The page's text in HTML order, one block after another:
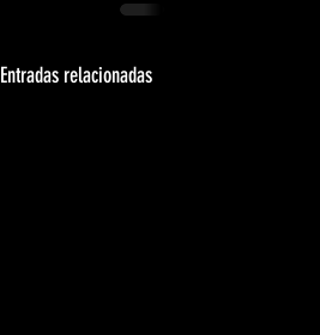
Entradas relacionadas